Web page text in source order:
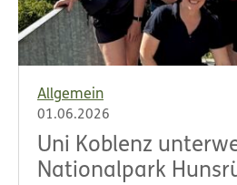
Allgemein
01.06.2026
Uni Koblenz
Nationalpark